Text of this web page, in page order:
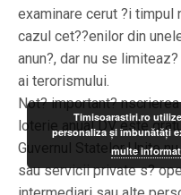
examinare cerut ?i timpul
cazul cet??enilor din
anun?, dar nu se
ai terorismului.
Not? important?
loterie anual DV este
Guvernul Statelor Unite
sau servicii private s?
Timisoarastiri.ro
personaliza și îmbunătăți
multe